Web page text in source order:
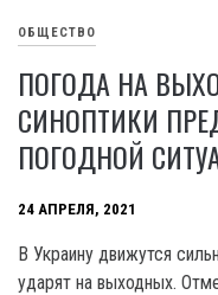
ОБЩЕСТВО
ПОГОДА НА
СИНОПТИКИ
ПОГОДНОЙ
24 АПРЕЛЯ, 2021
В Украину движутся
ударят на выходных.